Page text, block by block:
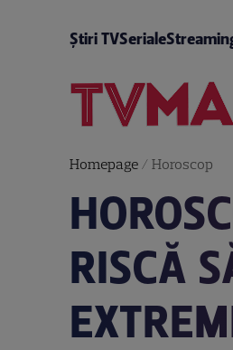
Știri TVSeriale
Homepage/ Horoscop
RISCĂ